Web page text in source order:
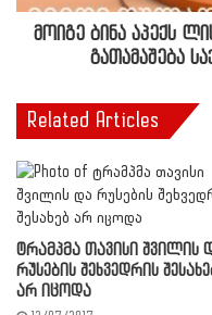
მოიგე ბინა აპექს
გათამაშება
Related Articles
ტრამპმა თავისი შვილის
რუსების შეხვედრის
არ იცოდა